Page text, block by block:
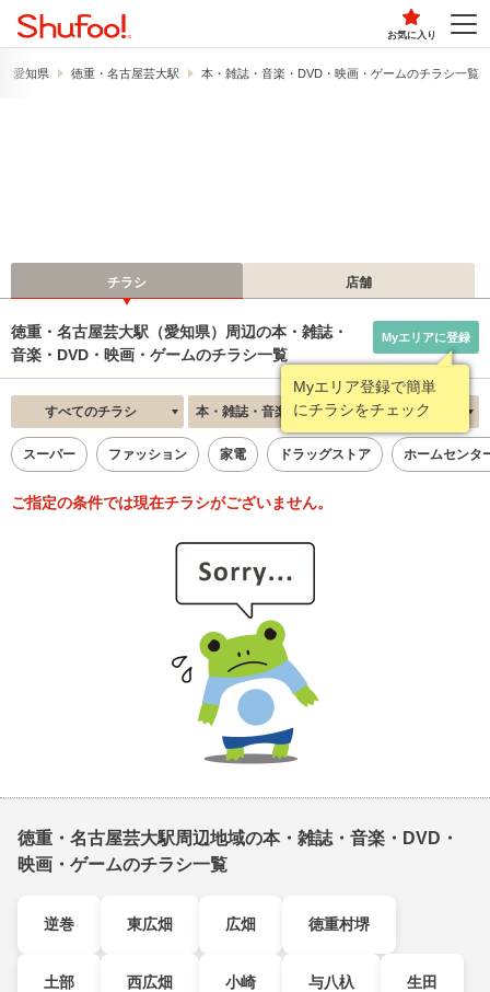
お気に入り
愛知県 徳重・名古屋芸大駅 本・雑誌・音楽・DVD・映画・ゲームのチラシ一覧
チラシ 店舗
徳重・名古屋芸大駅（愛知県）周辺の本・雑誌・
音楽・DVD・映画・ゲームのチラシ一覧
Myエリア登録で簡単
にチラシをチェック
Myエリアに登録
すべてのチラシ 本・雑誌・音楽・DVD・映画・ゲーム 新着順
スーパー ファッション 家電 ドラッグストア ホームセンタ
ご指定の条件では現在チラシがございません。
徳重・名古屋芸大駅周辺地域の本・雑誌・音楽・DVD・
映画・ゲームのチラシ一覧
逆巻 東広畑 広畑 徳重村堺
土部 西広畑 小崎 与八杁 生田